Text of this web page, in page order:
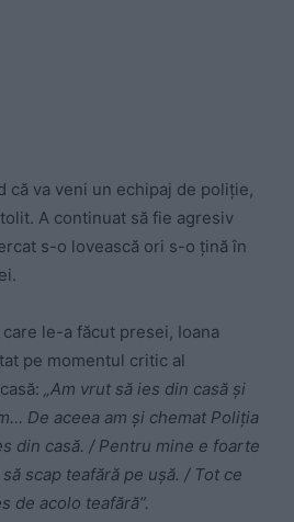
că va veni un echipaj de poliție,
A continuat să fie agresiv
s-o lovească ori s-o țină în
le-a făcut presei, Ioana
pe momentul critic al
„Am vrut să ies din casă și
De aceea am și chemat Poliția
din casă. / Pentru mine e foarte
scap teafără pe ușă. / Tot ce
de acolo teafără”.